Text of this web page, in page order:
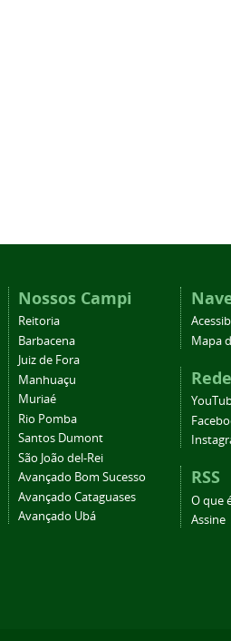
Nossos Campi
Reitoria
Barbacena
Juiz de Fora
Manhuaçu
Muriaé
Rio Pomba
Santos Dumont
São João del-Rei
Avançado Bom Sucesso
Avançado Cataguases
Avançado Ubá
Mapa
RSS
O que
Assine